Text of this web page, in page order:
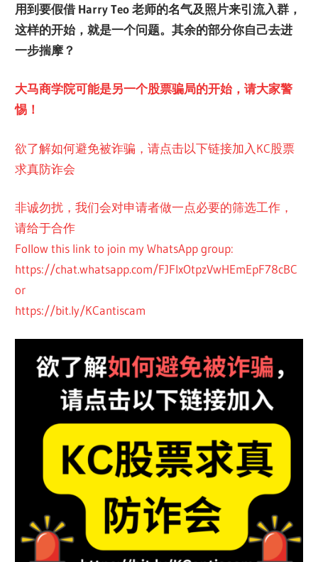
用到要假借 Harry Teo 老师的名气及照片来引流入群，
这样的开始，就是一个问题。其余的部分你自己去进
一步揣摩？
大马商学院可能是另一个股票骗局的开始，请大家警
惕！
欲了解如何避免被诈骗，请点击以下链接加入KC股票
求真防诈会
非诚勿扰，我们会对申请者做一点必要的筛选工作，
请给于合作
Follow this link to join my WhatsApp group:
https://chat.whatsapp.com/FJFIxOtpzVwHEmEpF78cBC
or
https://bit.ly/KCantiscam